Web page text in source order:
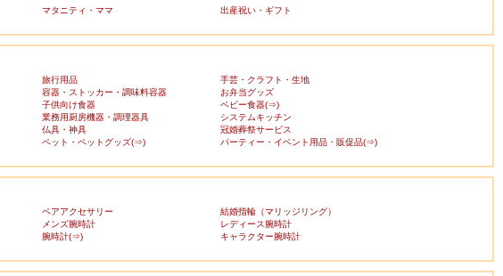
マタニティ・ママ
出産祝い・ギフト
旅行用品
手芸・クラフト・生地
容器・ストッカー・調味料容器
お弁当グッズ
子供向け食器
ベビー食器(⇒)
業務用厨房機器・調理器具
システムキッチン
仏具・神具
冠婚葬祭サービス
ペット・ペットグッズ(⇒)
パーティー・イベント用品・販促品(⇒)
ペアアクセサリー
結婚指輪（マリッジリング）
メンズ腕時計
レディース腕時計
腕時計(⇒)
キャラクター腕時計